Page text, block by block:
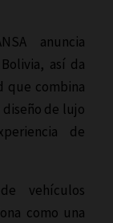
anuncia
así da
que combina
de lujo
de
vehículos
como una